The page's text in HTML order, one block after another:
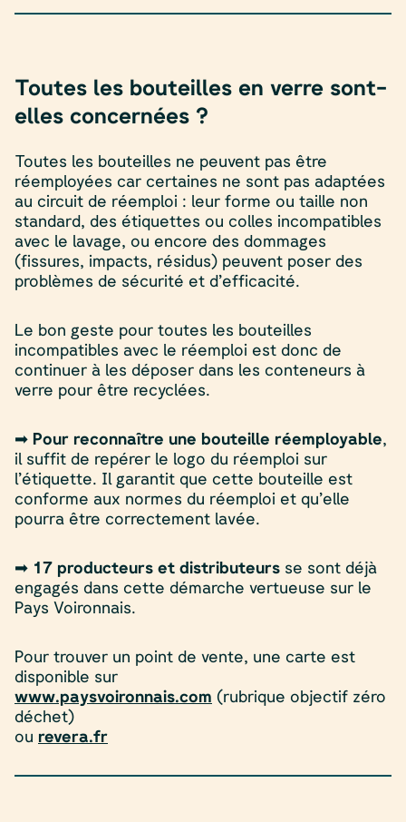
Toutes les bouteilles en verre sont-
elles concernées ?
Toutes les bouteilles ne peuvent pas être
réemployées car certaines ne sont pas adaptées
au circuit de réemploi : leur forme ou taille non
standard, des étiquettes ou colles incompatibles
avec le lavage, ou encore des dommages
(fissures, impacts, résidus) peuvent poser des
problèmes de sécurité et d’efficacité.
Le bon geste pour toutes les bouteilles
incompatibles avec le réemploi est donc de
continuer à les déposer dans les conteneurs à
verre pour être recyclées.
➡ Pour reconnaître une bouteille réemployable,
il suffit de repérer le logo du réemploi sur
l’étiquette. Il garantit que cette bouteille est
conforme aux normes du réemploi et qu’elle
pourra être correctement lavée.
➡ 17 producteurs et distributeurs se sont déjà
engagés dans cette démarche vertueuse sur le
Pays Voironnais.
Pour trouver un point de vente, une carte est
disponible sur
www.paysvoironnais.com (rubrique objectif zéro
déchet)
ou revera.fr